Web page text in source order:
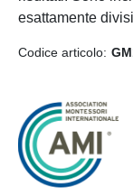
esattamente
Codice articolo: